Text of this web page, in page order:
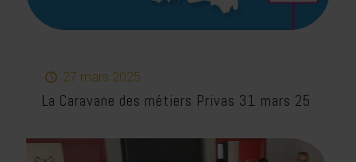
27 mars 2025
La Caravane des métiers Privas 31 mars 25